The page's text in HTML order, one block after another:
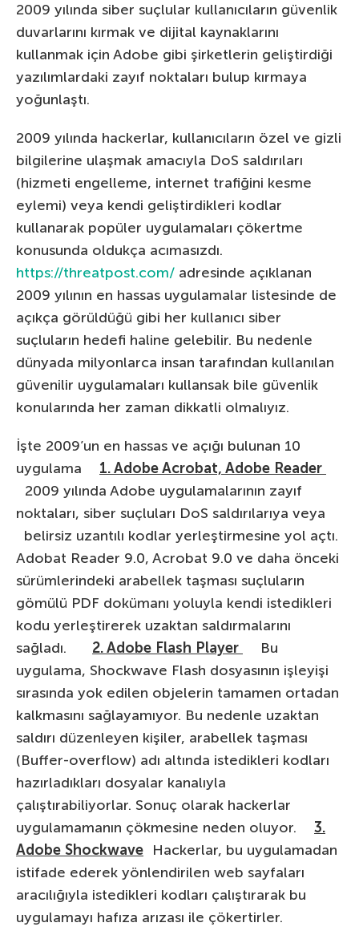
2009 yılında siber suçlular kullanıcıların güvenlik
duvarlarını kırmak ve dijital kaynaklarını
kullanmak için Adobe gibi şirketlerin geliştirdiği
yazılımlardaki zayıf noktaları bulup kırmaya
yoğunlaştı.
2009 yılında hackerlar, kullanıcıların özel ve gizli
bilgilerine ulaşmak amacıyla DoS saldırıları
(hizmeti engelleme, internet trafiğini kesme
eylemi) veya kendi geliştirdikleri kodlar
kullanarak popüler uygulamaları çökertme
konusunda oldukça acımasızdı.
https://threatpost.com/ adresinde açıklanan
2009 yılının en hassas uygulamalar listesinde de
açıkça görüldüğü gibi her kullanıcı siber
suçluların hedefi haline gelebilir. Bu nedenle
dünyada milyonlarca insan tarafından kullanılan
güvenilir uygulamaları kullansak bile güvenlik
konularında her zaman dikkatli olmalıyız.
İşte 2009’un en hassas ve açığı bulunan 10
uygulama 1. Adobe Acrobat, Adobe Reader
2009 yılında Adobe uygulamalarının zayıf
noktaları, siber suçluları DoS saldırılarıya veya
belirsiz uzantılı kodlar yerleştirmesine yol açtı.
Adobat Reader 9.0, Acrobat 9.0 ve daha önceki
sürümlerindeki arabellek taşması suçluların
gömülü PDF dokümanı yoluyla kendi istedikleri
kodu yerleştirerek uzaktan saldırmalarını
sağladı. 2. Adobe Flash Player
Bu
uygulama, Shockwave Flash dosyasının işleyişi
sırasında yok edilen objelerin tamamen ortadan
kalkmasını sağlayamıyor. Bu nedenle uzaktan
saldırı düzenleyen kişiler, arabellek taşması
(Buffer-overflow) adı altında istedikleri kodları
hazırladıkları dosyalar kanalıyla
çalıştırabiliyorlar. Sonuç olarak hackerlar
uygulamamanın çökmesine neden oluyor. 3.
Adobe Shockwave Hackerlar, bu uygulamadan
istifade ederek yönlendirilen web sayfaları
aracılığıyla istedikleri kodları çalıştırarak bu
uygulamayı hafıza arızası ile çökertirler.